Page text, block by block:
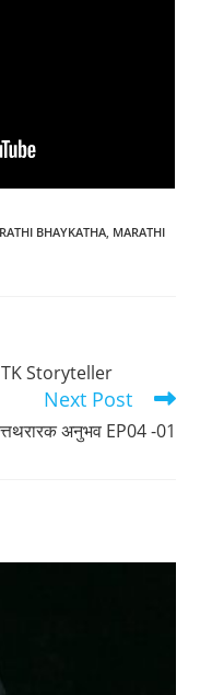
BHAYKATHA MARATHI
TK Storyteller
Next Post
अनुभव EP04 -01